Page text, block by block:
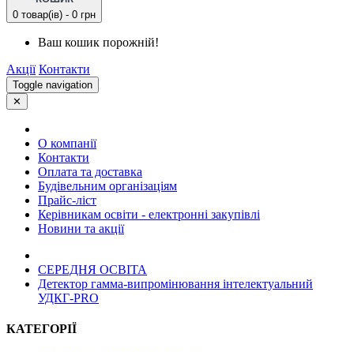
0 товар(ів) - 0 грн
Ваш кошик порожній!
Акції Контакти
Toggle navigation
✕
О компанії
Контакти
Оплата та доставка
Будівельним організаціям
Прайс-ліст
Керівникам освіти - електронні закупівлі
Новини та акції
СЕРЕДНЯ ОСВIТА
Детектор гамма-випромінювання інтелектуальний
УДКГ-PRO
КАТЕГОРІЇ